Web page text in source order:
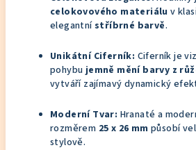
celokovového materiálu v
elegantnístříbrné barvě.
Unikátní Ciferník: Ciferník je
pohybujemně mění barvy z
vytváří zajímavý dynamický
Moderní Tvar: Hranaté a
rozměrem 25 x 26 mm působí
stylově.